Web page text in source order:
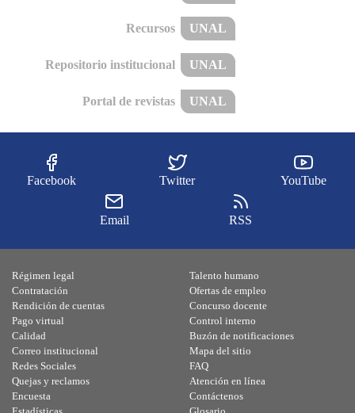
Recursos UNAL
Repositorio institucional UNAL
Portal de revistas UNAL
Facebook Twitter YouTube
Email RSS
Régimen legal
Contratación
Rendición de cuentas
Pago virtual
Calidad
Talento humano
Ofertas de empleo
Concurso docente
Control interno
Buzón de notificaciones
Correo institucional
Redes Sociales
Quejas y reclamos
Encuesta
Mapa del sitio
FAQ
Atención en línea
Contáctenos